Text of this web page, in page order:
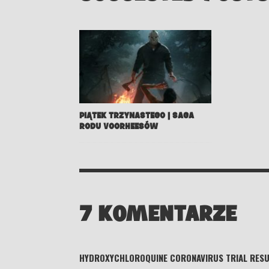
PIĄTEK TRZYNASTEGO | SAGA
RODU VOORHEESÓW
7 KOMENTARZE
HYDROXYCHLOROQUINE CORONAVIRUS TRIAL